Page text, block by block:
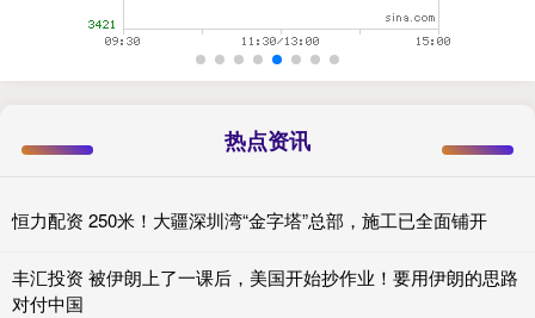
热点资讯
恒力配资 250米！大疆深圳湾“金字塔”总部，施工已全面铺开
丰汇投资 被伊朗上了一课后，美国开始抄作业！要用伊朗的思路
对付中国